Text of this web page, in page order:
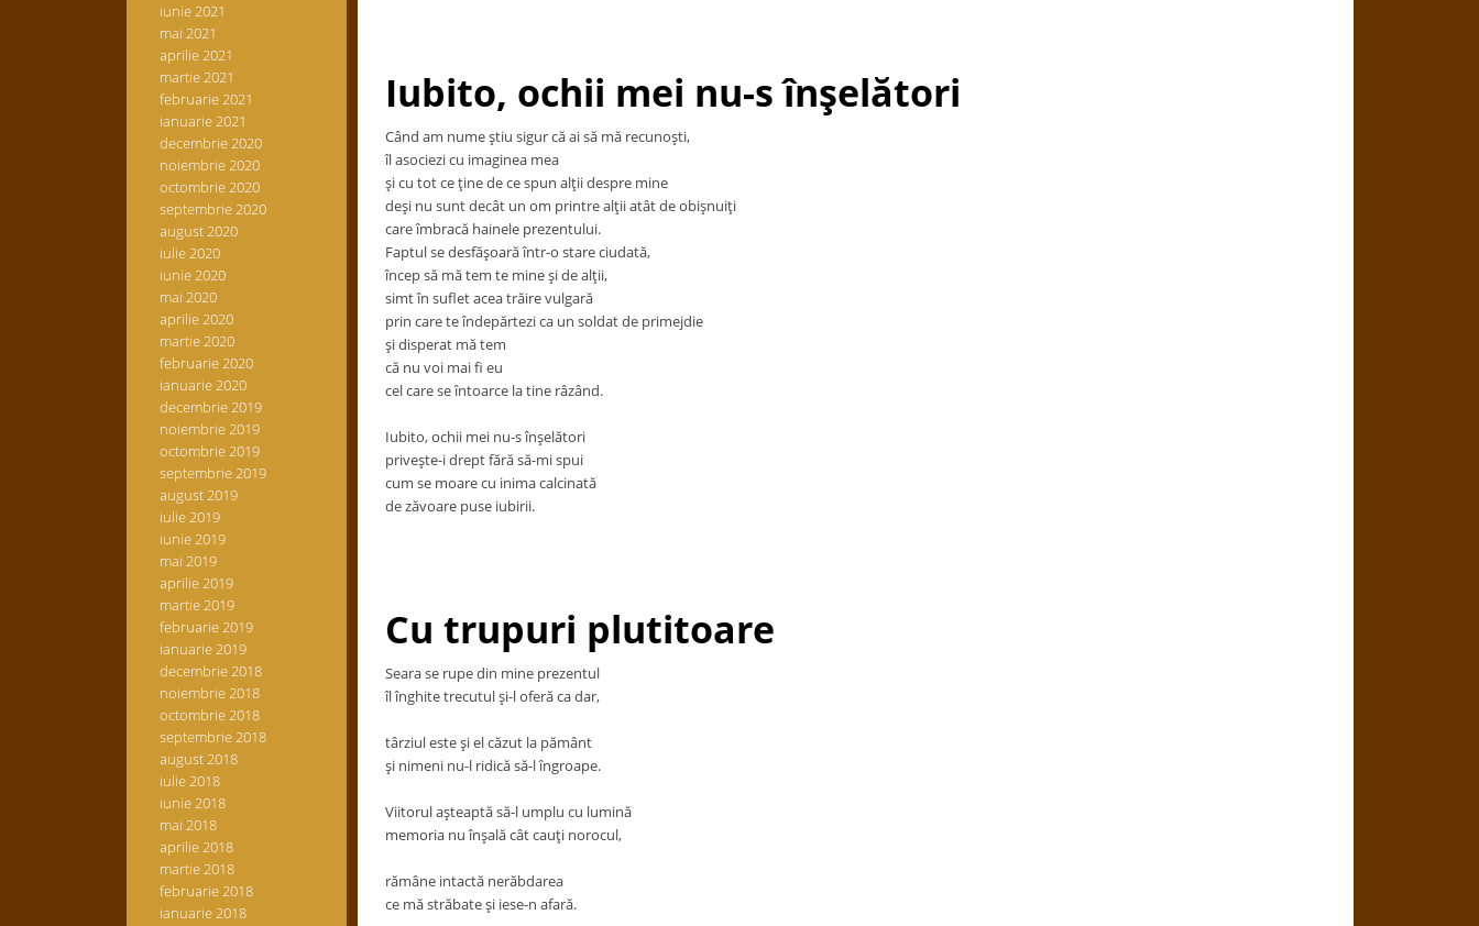
iunie 2021
mai 2021
aprilie 2021
martie 2021
februarie 2021
ianuarie 2021
decembrie 2020
noiembrie 2020
octombrie 2020
septembrie 2020
august 2020
iulie 2020
iunie 2020
mai 2020
aprilie 2020
martie 2020
februarie 2020
ianuarie 2020
decembrie 2019
noiembrie 2019
octombrie 2019
septembrie 2019
august 2019
iulie 2019
iunie 2019
mai 2019
aprilie 2019
martie 2019
februarie 2019
ianuarie 2019
decembrie 2018
noiembrie 2018
octombrie 2018
septembrie 2018
august 2018
iulie 2018
iunie 2018
mai 2018
aprilie 2018
martie 2018
februarie 2018
ianuarie 2018
Iubito, ochii mei nu-s înşelători
Când am nume ştiu sigur că ai să mă recunoşti,
îl asociezi cu imaginea mea
şi cu tot ce ţine de ce spun alţii despre mine
deşi nu sunt decât un om printre alţii atât de obişnuiţi
care îmbracă hainele prezentului.
Faptul se desfăşoară într-o stare ciudată,
încep să mă tem te mine şi de alţii,
simt în suflet acea trăire vulgară
prin care te îndepărtezi ca un soldat de primejdie
şi disperat mă tem
că nu voi mai fi eu
cel care se întoarce la tine râzând.
Iubito, ochii mei nu-s înşelători
priveşte-i drept fără să-mi spui
cum se moare cu inima calcinată
de zăvoare puse iubirii.
Cu trupuri plutitoare
Seara se rupe din mine prezentul
îl înghite trecutul şi-l oferă ca dar,
târziul este şi el căzut la pământ
şi nimeni nu-l ridică să-l îngroape.
Viitorul aşteaptă să-l umplu cu lumină
memoria nu înşală cât cauţi norocul,
rămâne intactă nerăbdarea
ce mă străbate şi iese-n afară.